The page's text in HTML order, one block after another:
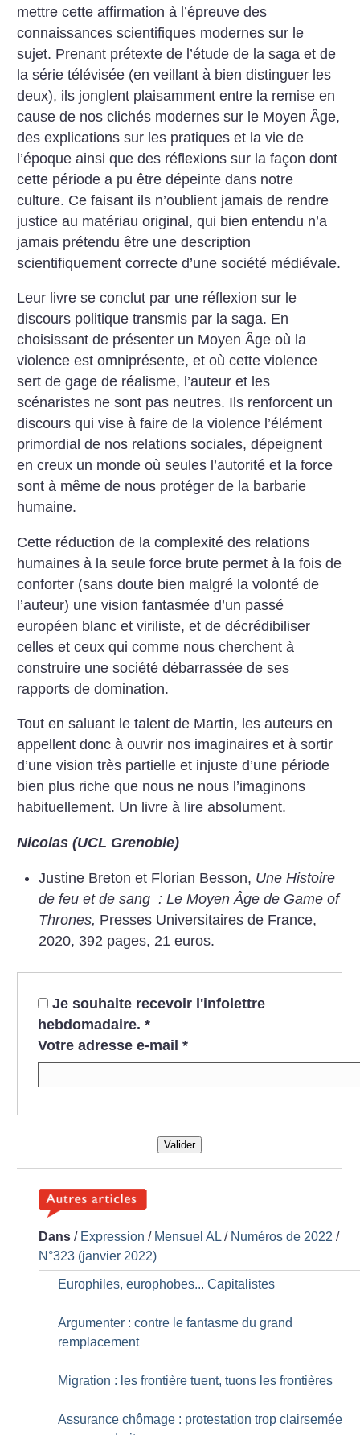
mettre cette affirmation à l’épreuve des
connaissances scientifiques modernes sur le
sujet. Prenant prétexte de l’étude de la saga et de
la série télévisée (en veillant à bien distinguer les
deux), ils jonglent plaisamment entre la remise en
cause de nos clichés modernes sur le Moyen Âge,
des explications sur les pratiques et la vie de
l’époque ainsi que des réflexions sur la façon dont
cette période a pu être dépeinte dans notre
culture. Ce faisant ils n’oublient jamais de rendre
justice au matériau original, qui bien entendu n’a
jamais prétendu être une description
scientifiquement correcte d’une société médiévale.
Leur livre se conclut par une réflexion sur le
discours politique transmis par la saga. En
choisissant de présenter un Moyen Âge où la
violence est omniprésente, et où cette violence
sert de gage de réalisme, l’auteur et les
scénaristes ne sont pas neutres. Ils renforcent un
discours qui vise à faire de la violence l’élément
primordial de nos relations sociales, dépeignent
en creux un monde où seules l’autorité et la force
sont à même de nous protéger de la barbarie
humaine.
Cette réduction de la complexité des relations
humaines à la seule force brute permet à la fois de
conforter (sans doute bien malgré la volonté de
l’auteur) une vision fantasmée d’un passé
européen blanc et viriliste, et de décrédibiliser
celles et ceux qui comme nous cherchent à
construire une société débarrassée de ses
rapports de domination.
Tout en saluant le talent de Martin, les auteurs en
appellent donc à ouvrir nos imaginaires et à sortir
d’une vision très partielle et injuste d’une période
bien plus riche que nous ne nous l’imaginons
habituellement. Un livre à lire absolument.
Nicolas (UCL Grenoble)
Justine Breton et Florian Besson, Une Histoire
de feu et de sang : Le Moyen Âge de Game of
Thrones, Presses Universitaires de France,
2020, 392 pages, 21 euros.
Je souhaite recevoir l'infolettre
hebdomadaire. *
Votre adresse e-mail *
Valider
Dans / Expression / Mensuel AL / Numéros de 2022 /
N°323 (janvier 2022)
Europhiles, europhobes... Capitalistes
Argumenter : contre le fantasme du grand
remplacement
Migration : les frontière tuent, tuons les frontières
Assurance chômage : protestation trop clairsemée